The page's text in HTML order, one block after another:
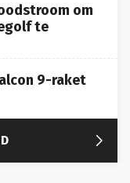
om
te
9-raket
